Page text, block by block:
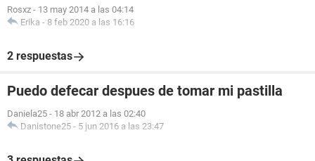
Rosxz - 13 may 2014 a las 04:14
Erika - 8 feb 2020 a las 16:16
2 respuestas
Puedo defecar despues de tomar mi pastilla
Daniela25 - 18 abr 2012 a las 02:40
Danistone25 - 5 jun 2016 a las 23:47